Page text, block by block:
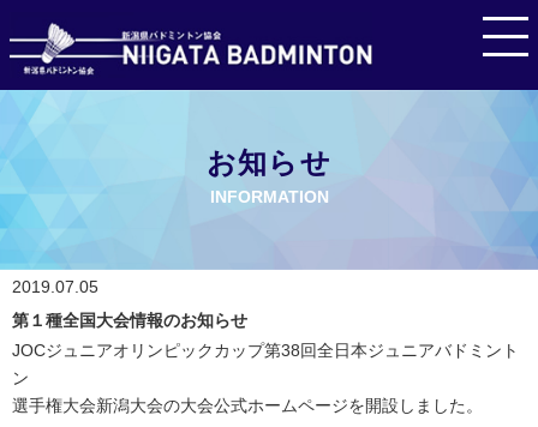
お知らせ
INFORMATION
2019.07.05
第１種全国大会情報のお知らせ
JOCジュニアオリンピックカップ第38回全日本ジュニアバドミント
ン
選手権大会新潟大会の大会公式ホームページを開設しました。